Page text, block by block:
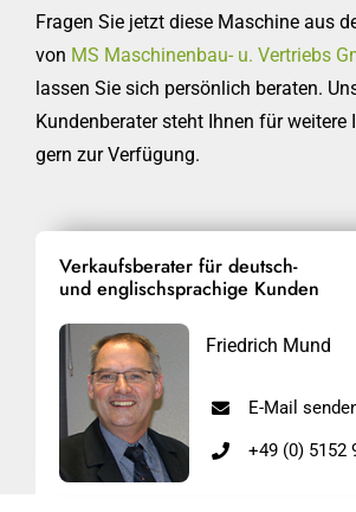
Fragen Sie jetzt diese Maschine aus
von MS Maschinenbau- u. Vertriebs
lassen Sie sich persönlich beraten.
Kundenberater steht Ihnen für weitere
gern zur Verfügung.
Verkaufsberater für deutsch-
und englischsprachige Kunden
Friedrich Mund
E-Mail
+49 (0) 5152